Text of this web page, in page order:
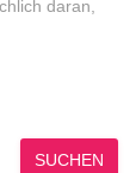
daran,
SUCHEN